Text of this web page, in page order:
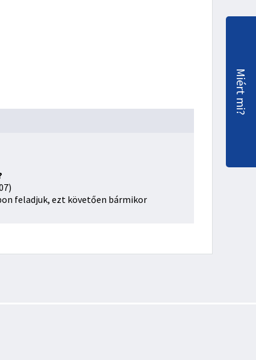
feladjuk, ezt követően bármikor
Miért mi?